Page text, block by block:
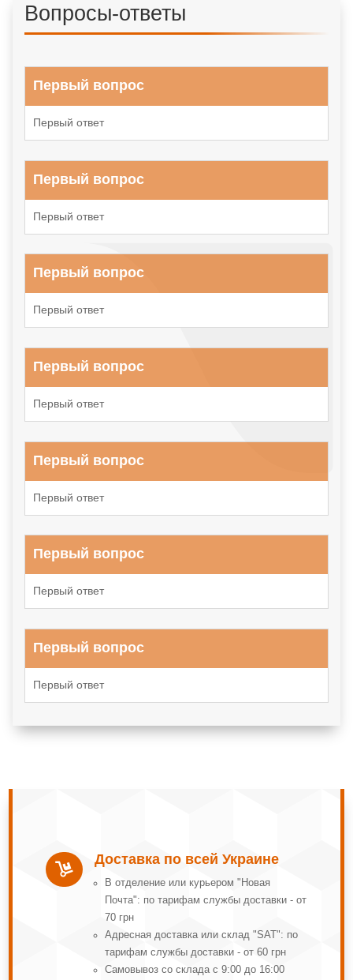
Вопросы-ответы
Первый вопрос
Первый ответ
Первый вопрос
Первый ответ
Первый вопрос
Первый ответ
Первый вопрос
Первый ответ
Первый вопрос
Первый ответ
Первый вопрос
Первый ответ
Первый вопрос
Первый ответ

Доставка по всей Украине
В отделение или курьером "Новая
Почта": по тарифам службы доставки - от
70 грн
Адресная доставка или склад "SAT": по
тарифам службы доставки - от 60 грн
Самовывоз со склада с 9:00 до 16:00